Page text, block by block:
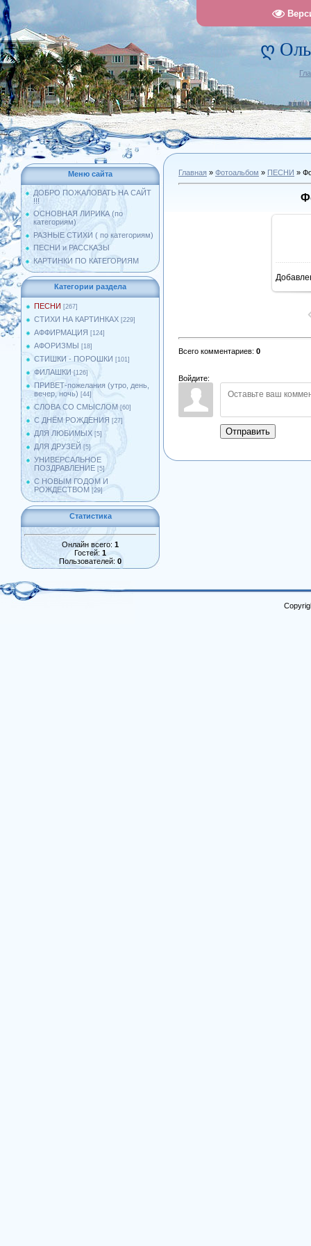
ღ
Меню сайта
ДОБРО ПОЖАЛОВАТЬ НА САЙТ
!!!
ОСНОВНАЯ ЛИРИКА (по
категориям)
РАЗНЫЕ СТИХИ ( по категориям)
ПЕСНИ и РАССКАЗЫ
КАРТИНКИ ПО КАТЕГОРИЯМ
Категории раздела
ПЕСНИ [267]
СТИХИ НА КАРТИНКАХ [229]
АФФИРМАЦИЯ [124]
АФОРИЗМЫ [18]
СТИШКИ - ПОРОШКИ [101]
ФИЛАШКИ [126]
ПРИВЕТ-пожелания (утро, день,
вечер, ночь) [44]
СЛОВА СО СМЫСЛОМ [60]
С ДНЁМ РОЖДЕНИЯ [27]
ДЛЯ ЛЮБИМЫХ [5]
ДЛЯ ДРУЗЕЙ [5]
УНИВЕРСАЛЬНОЕ
ПОЗДРАВЛЕНИЕ [5]
С НОВЫМ ГОДОМ И
РОЖДЕСТВОМ [29]
Статистика
Онлайн всего: 1
Гостей: 1
Пользователей: 0
Главная » Фотоальбом » ПЕСНИ »
Всего комментариев: 0
Войдите:
Отправить